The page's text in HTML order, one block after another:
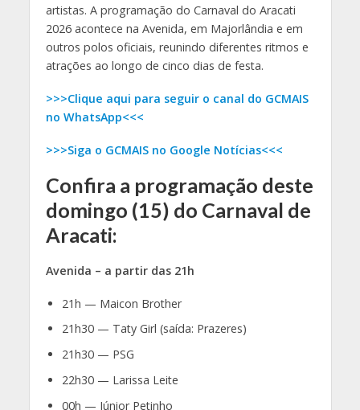
artistas. A programação do Carnaval do Aracati
2026 acontece na Avenida, em Majorlândia e em
outros polos oficiais, reunindo diferentes ritmos e
atrações ao longo de cinco dias de festa.
>>>Clique aqui para seguir o canal do GCMAIS
no WhatsApp<<<
>>>Siga o GCMAIS no Google Notícias<<<
Confira a programação deste
domingo (15) do Carnaval de
Aracati:
Avenida – a partir das 21h
21h — Maicon Brother
21h30 — Taty Girl (saída: Prazeres)
21h30 — PSG
22h30 — Larissa Leite
00h — Júnior Petinho